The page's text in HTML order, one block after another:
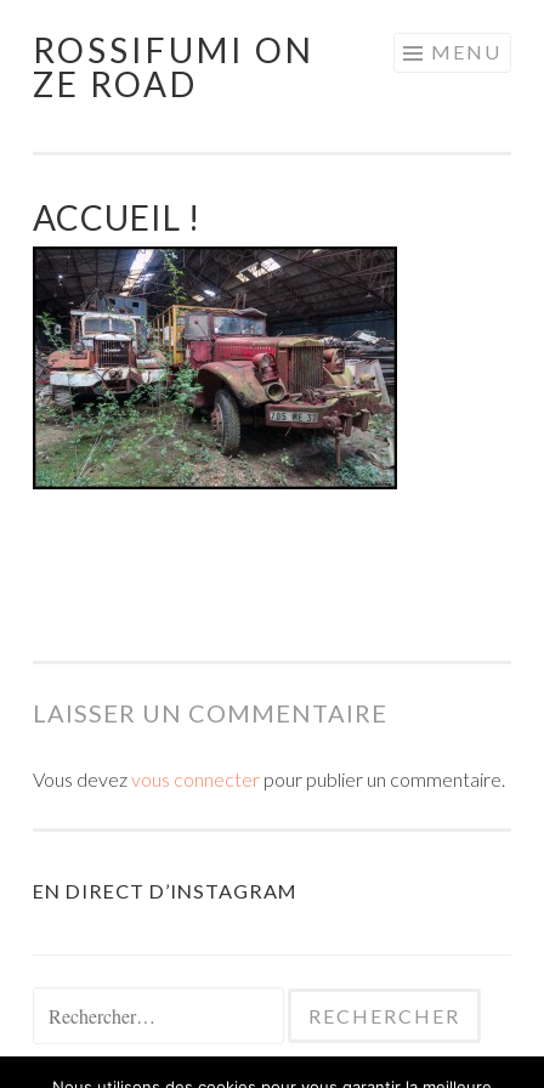
Aller
au
ROSSIFUMI ON
ZE ROAD
MENU
ACCUEIL !
LAISSER UN COMMENTAIRE
Vous devezvous connecter pour publier un commentaire.
EN DIRECT D’INSTAGRAM